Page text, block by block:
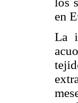
en
La